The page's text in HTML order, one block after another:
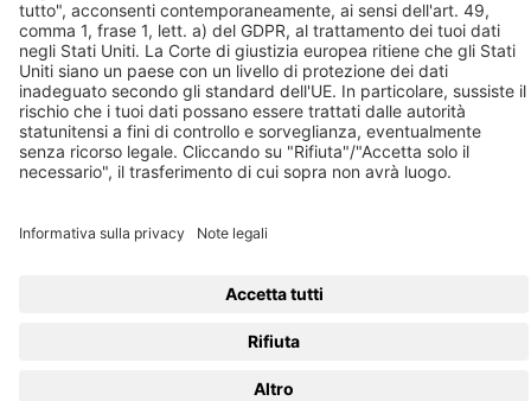
Sitemap
Modifica le impostazioni dei cookie
Privacy
Note legali
Privacy Settings